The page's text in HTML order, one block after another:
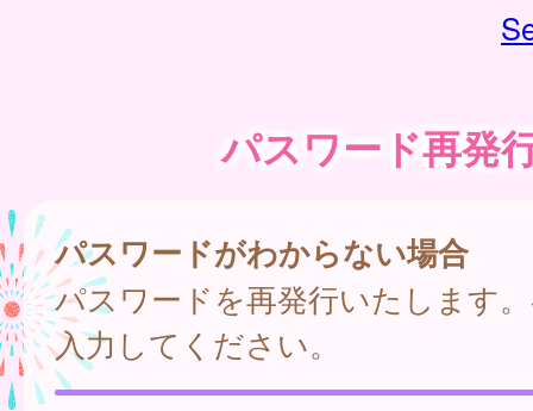
パスワード再発
パスワードがわからない場合
パスワードを再発行いたします
入力してください。